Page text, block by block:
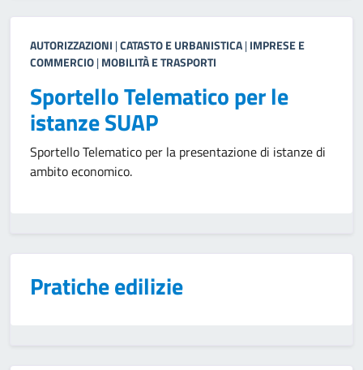
AUTORIZZAZIONI |CATASTO E URBANISTICA|IMPRESE E
COMMERCIO|MOBILITÀ E TRASPORTI
Sportello Telematico per le
istanze SUAP
Sportello Telematico per la presentazione di istanze di
ambito economico.
Pratiche edilizie